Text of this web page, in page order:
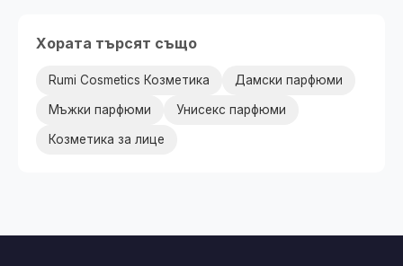
Хората търсят също
Rumi Cosmetics Козметика Дамски парфюми
Мъжки парфюми Унисекс парфюми
Козметика за лице